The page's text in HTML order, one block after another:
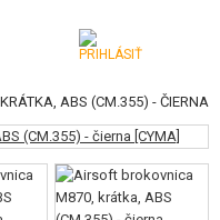
ABS (CM.355) - ČIERNA